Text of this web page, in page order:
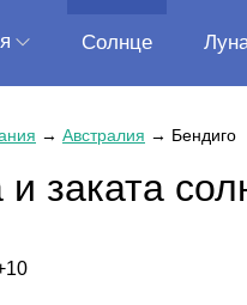
Солнце
→ Австралия → Бендиго
заката